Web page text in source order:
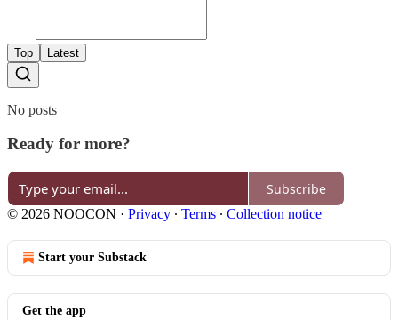
Top Latest
No posts
Ready for more?
Subscribe
© 2026 NOOCON · Privacy ∙ Terms ∙ Collection notice
Start your Substack
Get the app